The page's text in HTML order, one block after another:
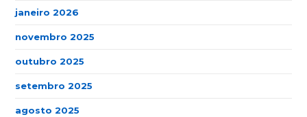
janeiro 2026
novembro 2025
outubro 2025
setembro 2025
agosto 2025